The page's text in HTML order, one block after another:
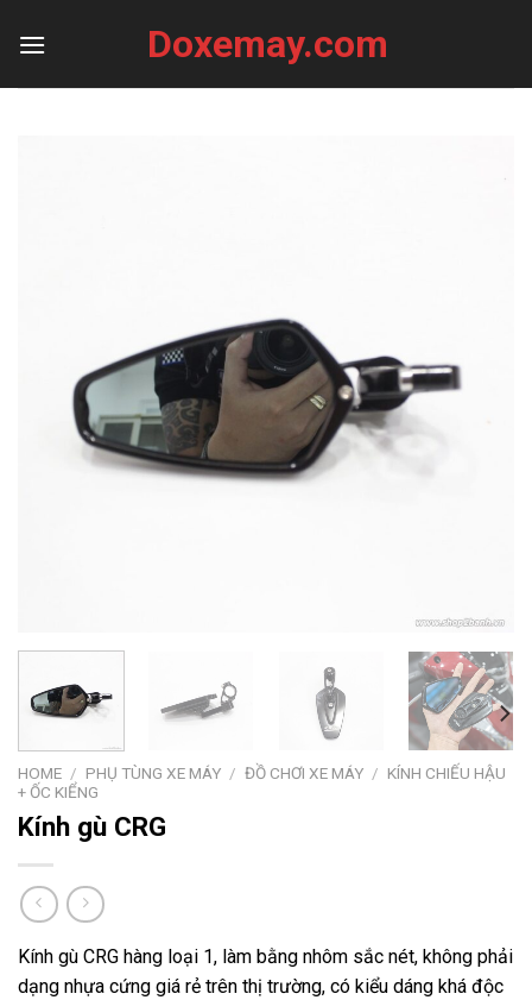
Doxemay.com
HOME / PHỤ TÙNG XE MÁY / ĐỒ CHƠI XE MÁY / KÍNH CHIẾU HẬU
+ ỐC KIỂNG
Kính gù CRG
Kính gù CRG hàng loại 1, làm bằng nhôm sắc nét, không phải
dạng nhựa cứng giá rẻ trên thị trường, có kiểu dáng khá độc